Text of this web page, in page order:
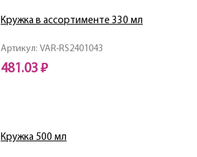
Артикул: VAR-RS2401043
Кружка в ассортименте 330 мл
481.03 ₽
Кружка 500 мл